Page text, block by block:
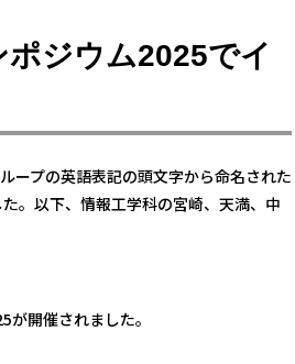
ポジウム2025でイ
ープの英語表記の頭文字から命名された
。以下、情報工学科の宮崎、天満、中
開催されました。